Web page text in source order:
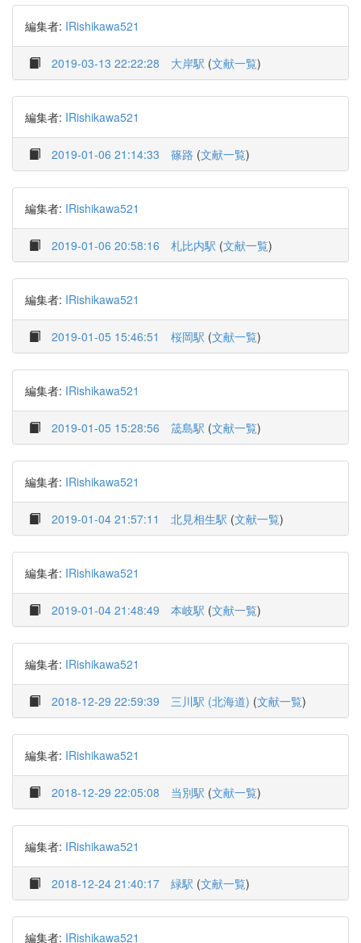
編集者: IRishikawa521
2019-03-13 22:22:28 大岸駅 (文献一覧)
編集者: IRishikawa521
2019-01-06 21:14:33 篠路 (文献一覧)
編集者: IRishikawa521
2019-01-06 20:58:16 札比内駅 (文献一覧)
編集者: IRishikawa521
2019-01-05 15:46:51 桜岡駅 (文献一覧)
編集者: IRishikawa521
2019-01-05 15:28:56 筬島駅 (文献一覧)
編集者: IRishikawa521
2019-01-04 21:57:11 北見相生駅 (文献一覧)
編集者: IRishikawa521
2019-01-04 21:48:49 本岐駅 (文献一覧)
編集者: IRishikawa521
2018-12-29 22:59:39 三川駅 (北海道) (文献一覧)
編集者: IRishikawa521
2018-12-29 22:05:08 当別駅 (文献一覧)
編集者: IRishikawa521
2018-12-24 21:40:17 緑駅 (文献一覧)
編集者: IRishikawa521